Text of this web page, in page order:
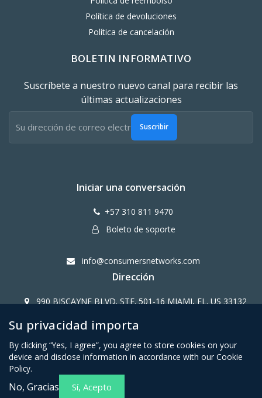
Política de devoluciones
Política de cancelación
BOLETIN INFORMATIVO
Suscríbete a nuestro nuevo canal para recibir las
últimas actualizaciones
Suscribir
Iniciar una conversación
+57 310 811 9470
Boleto de soporte
info@consumersnetworks.com
Dirección
990 BISCAYNE BLVD. STE. 501-16 MIAMI, FL. US 33132
Copy Right CONSUMERS NETWORK@2024
Términos y condiciones para
Su privacidad importa
By clicking “Yes, I agree”, you agree to store cookies on your
device and disclose information in accordance with our Cookie
Policy.
No, Gracias Sí, Acepto